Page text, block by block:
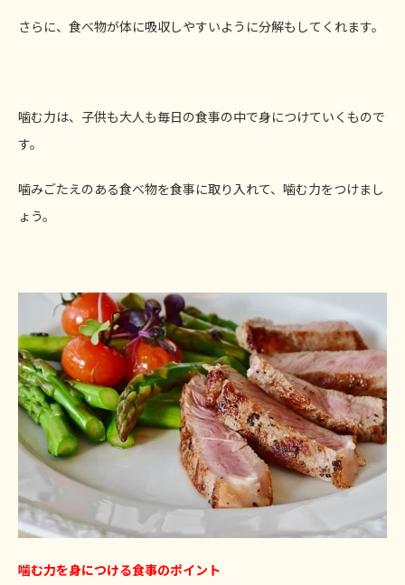
さらに、食べ物が体に吸収しやすいように分解もしてくれます。
噛む力は、子供も大人も毎日の食事の中で身につけていくもので
す。
噛みごたえのある食べ物を食事に取り入れて、噛む力をつけまし
ょう。
噛む力を身につける食事のポイント